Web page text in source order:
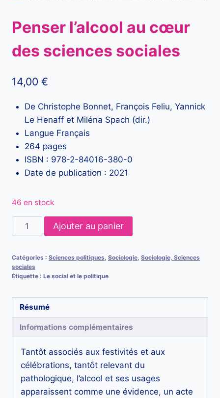
Penser l’alcool au cœur
des sciences sociales
14,00 €
De Christophe Bonnet, François Feliu, Yannick
Le Henaff et Miléna Spach (dir.)
Langue Français
264 pages
ISBN : 978-2-84016-380-0
Date de publication : 2021
46 en stock
quantité
de
l’alcool
au
des
sciences
sociales
Ajouter au panier
Catégories : Sciences politiques Sociologie Sociologie, Sciences
sociales
Étiquette : Le social et le politique
Résumé
Informations complémentaires
Tantôt associés aux festivités et aux
célébrations, tantôt relevant du
pathologique, l’alcool et ses usages
apparaissent comme une évidence, un acte